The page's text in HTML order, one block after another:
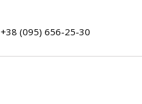
+38 (095) 656-25-30